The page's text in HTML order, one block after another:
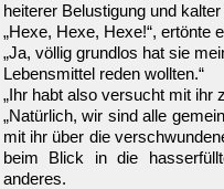
heiterer Belustigung und
„Hexe, Hexe, Hexe!“, ertönte
„Ja, völlig grundlos hat sie
Lebensmittel reden wollten.“
„Ihr habt also versucht mit ihr
„Natürlich, wir sind alle
mit ihr über die
beim Blick in die
anderes.